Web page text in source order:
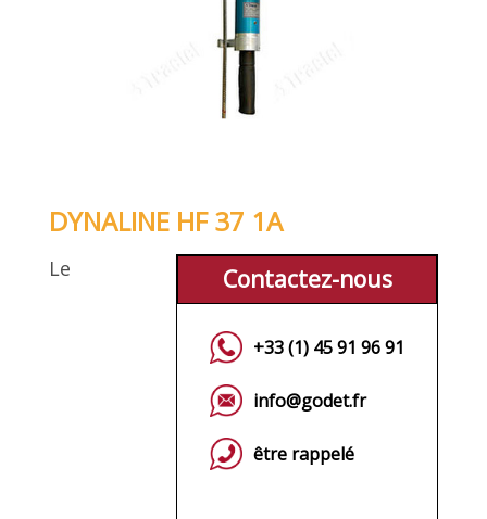
DYNALINE HF 37 1A
Contactez-nous
+33 (1) 45 91 96 91
info@godet.fr
être rappelé
Le